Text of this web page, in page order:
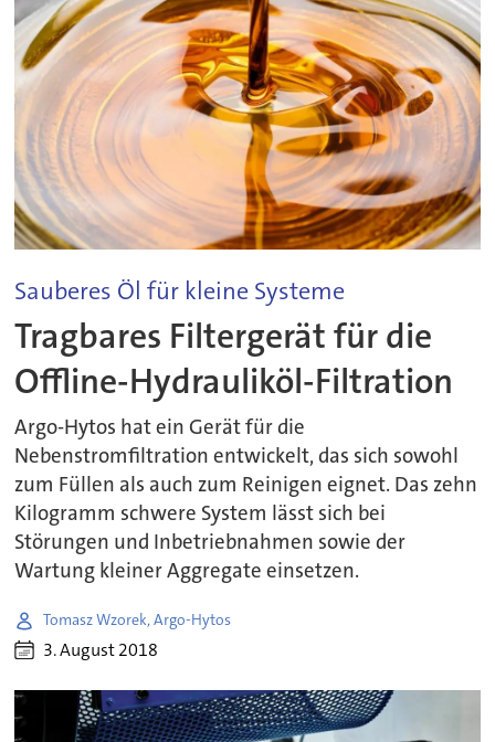
Sauberes Öl für kleine Systeme
Tragbares Filtergerät für die
Offline-Hydrauliköl-Filtration
Argo-Hytos hat ein Gerät für die
Nebenstromfiltration entwickelt, das sich sowohl
zum Füllen als auch zum Reinigen eignet. Das zehn
Kilogramm schwere System lässt sich bei
Störungen und Inbetriebnahmen sowie der
Wartung kleiner Aggregate einsetzen.
Tomasz Wzorek, Argo-Hytos
3. August 2018